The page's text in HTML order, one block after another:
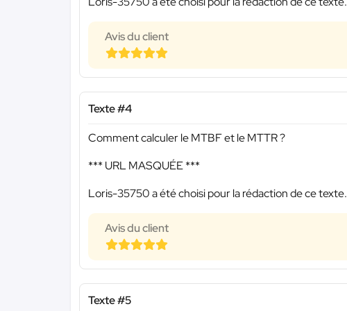
Avis du client
Texte #4
Comment calculer le MTBF et le MTTR ?
*** URL MASQUÉE ***
Loris-35750 a été choisi pour la rédaction de ce texte.
Avis du client
Texte #5